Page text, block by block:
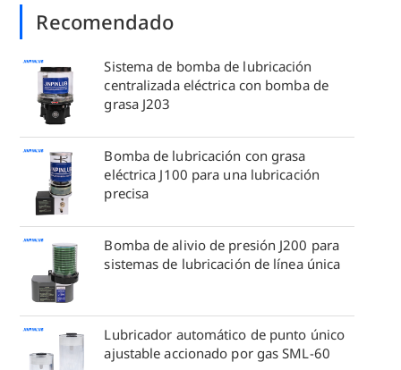
Recomendado
Sistema de bomba de lubricación
centralizada eléctrica con bomba de
grasa J203
Bomba de lubricación con grasa
eléctrica J100 para una lubricación
precisa
Bomba de alivio de presión J200 para
sistemas de lubricación de línea única
Lubricador automático de punto único
ajustable accionado por gas SML-60